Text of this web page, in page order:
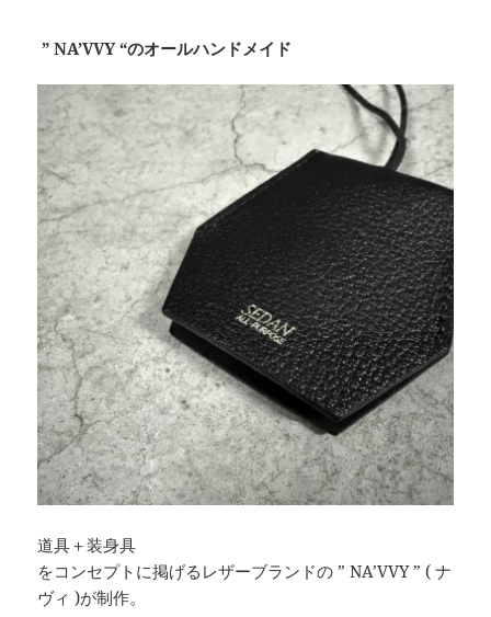
” NA’VVY “のオールハンドメイド
道具＋装身具
をコンセプトに掲げるレザーブランドの ” NA’VVY ” ( ナ
ヴィ )が制作。